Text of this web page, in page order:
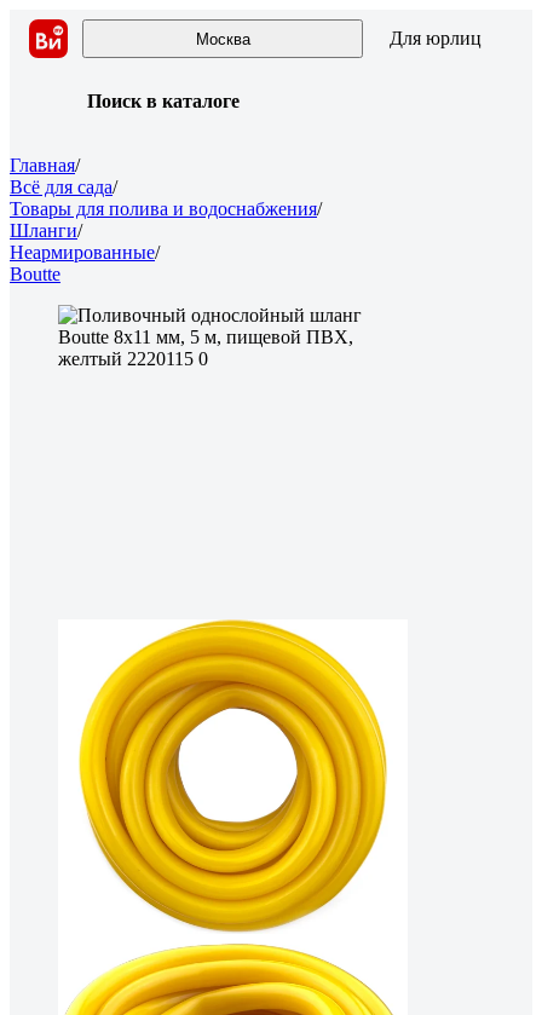
Москва Для юрлиц
Поиск в каталоге
Главная/
Всё для сада/
Товары для полива и водоснабжения/
Шланги/
Неармированные/
Boutte